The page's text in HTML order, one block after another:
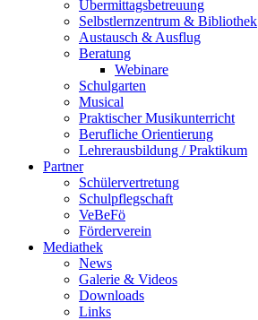
Übermittagsbetreuung
Selbstlernzentrum & Bibliothek
Austausch & Ausflug
Beratung
Webinare
Schulgarten
Musical
Praktischer Musikunterricht
Berufliche Orientierung
Lehrerausbildung / Praktikum
Partner
Schülervertretung
Schulpflegschaft
VeBeFö
Förderverein
Mediathek
News
Galerie & Videos
Downloads
Links